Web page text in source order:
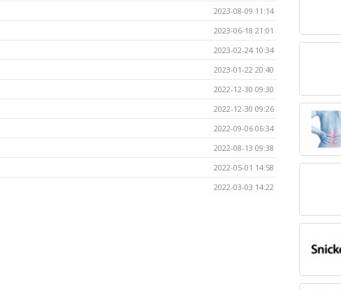
2023-08-09 11:14
2023-06-18 21:01
2023-02-24 10:34
2023-01-22 20:40
2022-12-30 09:30
2022-12-30 09:26
2022-09-06 06:34
2022-08-13 09:38
2022-05-01 14:58
2022-03-03 14:22